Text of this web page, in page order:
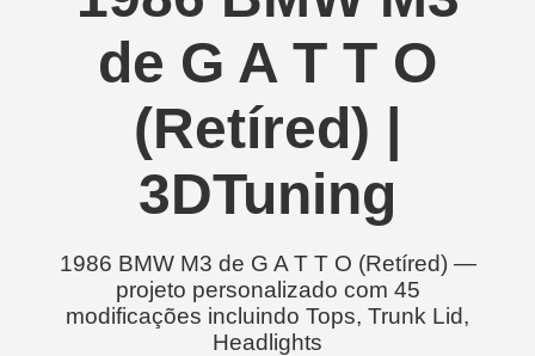
de G A T T O
(Retíred) |
3DTuning
1986 BMW M3 de G A T T O (Retíred) —
projeto personalizado com 45
modificações incluindo Tops, Trunk Lid,
Headlights